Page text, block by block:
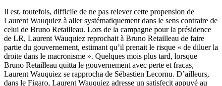
Il est, toutefois, difficile de ne pas relever cette propension de
Laurent Wauquiez à aller systématiquement dans le sens contraire de
celui de Bruno Retailleau. Lors de la campagne pour la présidence
de LR, Laurent Wauquiez reprochait à Bruno Retailleau de faire
partie du gouvernement, estimant qu’il prenait le risque « de diluer la
droite dans le macronisme ». Quelques mois plus tard, lorsque
Bruno Retailleau quitta le gouvernement avec perte et fracas,
Laurent Wauquiez se rapprocha de Sébastien Lecornu. D’ailleurs,
dans le Figaro, Laurent Wauquiez adresse un satisfecit appuyé au